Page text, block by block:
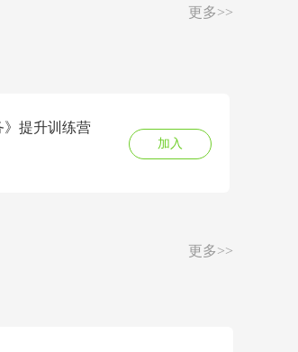
更多>>
》提升训练营
加入
更多>>